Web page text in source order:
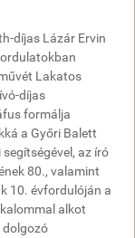
díjas Lázár Ervin
Lakatos
díjas
formálja
a Győri Balett
az író
80., valamint
10. évfordulóján a
alkot